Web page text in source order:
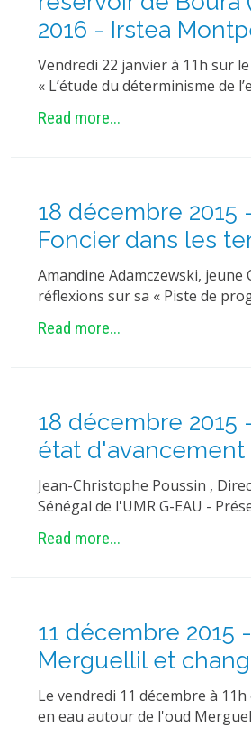
2016 - Irstea
Vendredi 22 janvier à 11h sur
« L’étude du déterminisme de
Read more...
18 décembre
Foncier dans les
Amandine Adamczewski,
réflexions sur sa « Piste de
Read more...
18 décembre
état d'avancement
Jean-Christophe Poussin ,
Sénégal de l'UMR G-EAU -
Read more...
11 décembre
Merguellil et
Le vendredi 11 décembre à
en eau autour de l'oud